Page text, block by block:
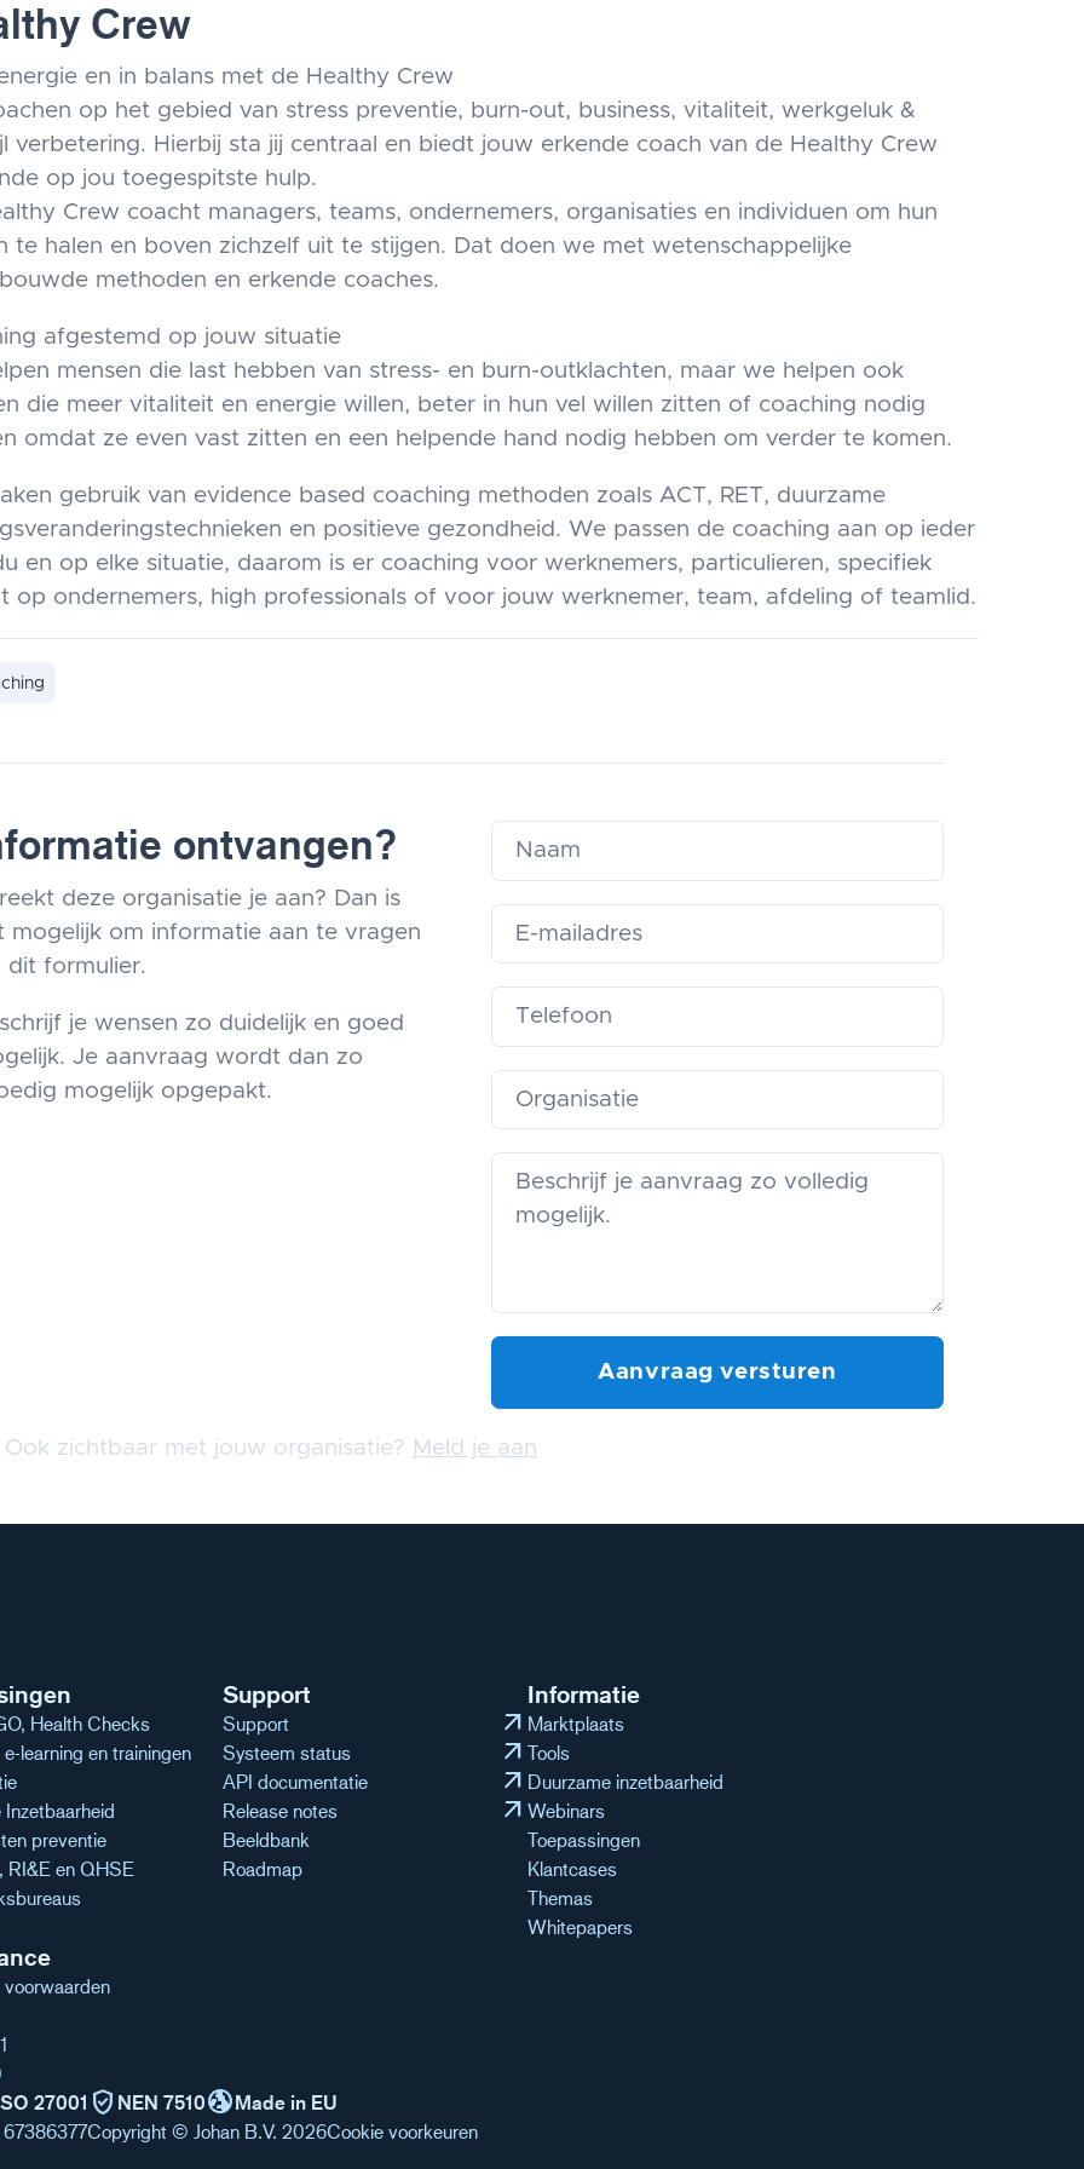
Crew
en in balans met de Healthy Crew
op het gebied van stress preventie, burn-out, business, vitaliteit, werkgeluk &
verbetering. Hierbij sta jij centraal en biedt jouw erkende coach van de Healthy Crew
op jou toegespitste hulp.
Crew coacht managers, teams, ondernemers, organisaties en individuen om hun
te halen en boven zichzelf uit te stijgen. Dat doen we met wetenschappelijke
methoden en erkende coaches.
afgestemd op jouw situatie
mensen die last hebben van stress- en burn-outklachten, maar we helpen ook
die meer vitaliteit en energie willen, beter in hun vel willen zitten of coaching nodig
omdat ze even vast zitten en een helpende hand nodig hebben om verder te komen.
gebruik van evidence based coaching methoden zoals ACT, RET, duurzame
en positieve gezondheid. We passen de coaching aan op ieder
en op elke situatie, daarom is er coaching voor werknemers, particulieren, specifiek
op ondernemers, high professionals of voor jouw werknemer, team, afdeling of teamlid.
ontvangen?
deze organisatie je aan? Dan is
mogelijk om informatie aan te vragen
dit formulier.
je wensen zo duidelijk en goed
Je aanvraag wordt dan zo
mogelijk opgepakt.
Ook zichtbaar met jouw organisatie? Meld je aan
Health Checks
learning en trainingen
preventie
RI&E en QHSE
Support
Support arrow_outward
Systeem status arrow_outward
API documentatie arrow_outward
Release notes arrow_outward
Beeldbank
Roadmap
Informatie
Marktplaats
Tools
Duurzame inzetbaarheid
Webinars
Toepassingen
Klantcases
Themas
Whitepapers
27001 verified_user NEN 7510globe_ukMade in EU
67386377Copyright © Johan B.V. 2026Cookie voorkeuren